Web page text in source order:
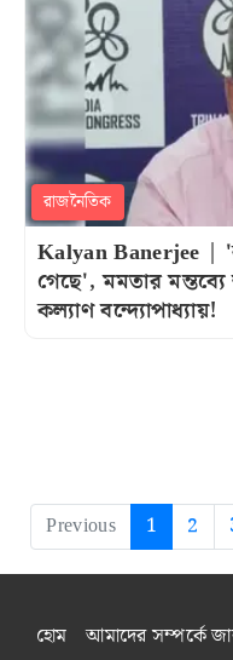
রাজনৈতিক
Kalyan Banerjee |
গেছে', মমতার
কল্যাণ বন্দ্যোপাধ্যায়!
Previous 1 2
হোম আমাদের সম্পর্কে